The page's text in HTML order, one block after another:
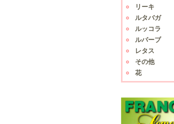
リーキ
ルタバガ
ルッコラ
ルバーブ
レタス
その他
花